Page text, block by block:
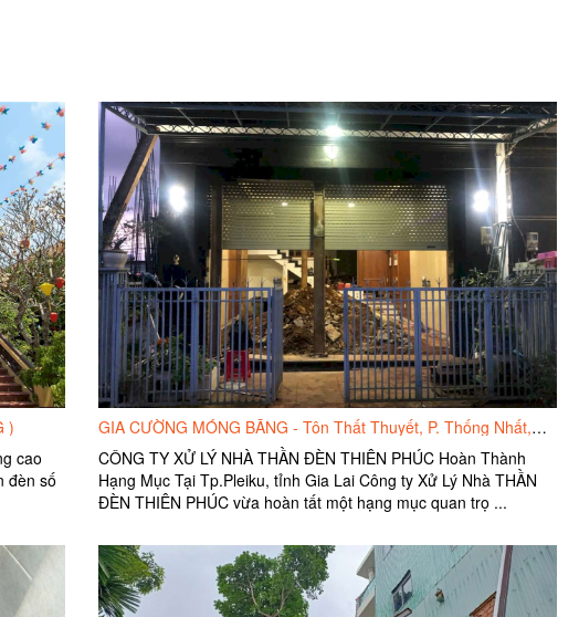
)
cao
đèn số
GIA CƯỜNG MÓNG BĂNG - Tôn Thất Thuyết, P. Thống Nhất,Tp.Pleiku, tỉnh Gia Lai.
CÔNG TY XỬ LÝ NHÀ THẦN ĐÈN THIÊN PHÚC Hoàn Thành
Hạng Mục Tại Tp.Pleiku, tỉnh Gia Lai Công ty Xử Lý Nhà THẦN
ĐÈN THIÊN PHÚC vừa hoàn tất một hạng mục quan trọ ...